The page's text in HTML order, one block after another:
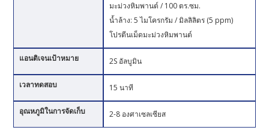
มะม่วงหิมพานต์ / 100 ตร.ซม.
น้ำล้าง: 5 ไมโครกรัม / มิลลิลิตร (5 ppm)
โปรตีนเม็ดมะม่วงหิมพานต์
แอนติเจนเป้าหมาย 2S อัลบูมิน
เวลาทดสอบ 15 นาที
อุณหภูมิในการจัดเก็บ 2-8 องศาเซลเซียส